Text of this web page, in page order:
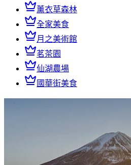
薰衣草森林
全家美食
月之美術館
茗茶園
仙湖農場
國華街美食